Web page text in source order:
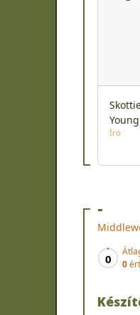
Young
Író
-
0
0